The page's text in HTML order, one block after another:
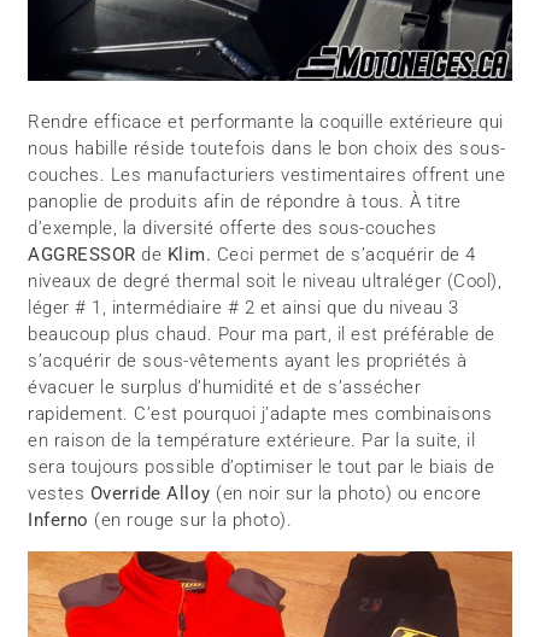
Rendre efficace et performante la coquille extérieure qui
nous habille réside toutefois dans le bon choix des sous-
couches. Les manufacturiers vestimentaires offrent une
panoplie de produits afin de répondre à tous. À titre
d’exemple, la diversité offerte des sous-couches
AGGRESSOR de Klim. Ceci permet de s’acquérir de 4
niveaux de degré thermal soit le niveau ultraléger (Cool),
léger # 1, intermédiaire # 2 et ainsi que du niveau 3
beaucoup plus chaud. Pour ma part, il est préférable de
s’acquérir de sous-vêtements ayant les propriétés à
évacuer le surplus d’humidité et de s’assécher
rapidement. C’est pourquoi j’adapte mes combinaisons
en raison de la température extérieure. Par la suite, il
sera toujours possible d’optimiser le tout par le biais de
vestes Override Alloy (en noir sur la photo) ou encore
Inferno (en rouge sur la photo).